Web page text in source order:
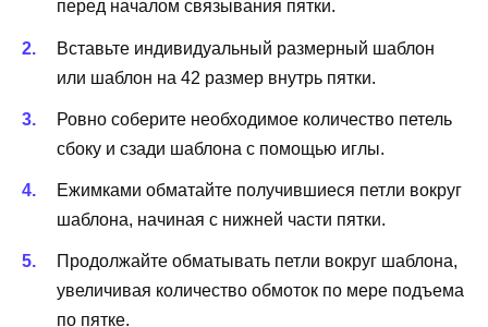
перед началом связывания пятки.
Вставьте индивидуальный размерный шаблон
или шаблон на 42 размер внутрь пятки.
Ровно соберите необходимое количество петель
сбоку и сзади шаблона с помощью иглы.
Ежимками обматайте получившиеся петли вокруг
шаблона, начиная с нижней части пятки.
Продолжайте обматывать петли вокруг шаблона,
увеличивая количество обмоток по мере подъема
по пятке.